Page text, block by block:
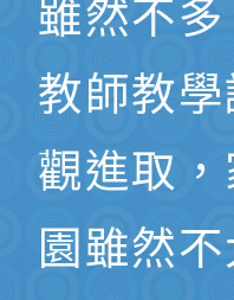
雖然不
教師教
觀進取
園雖然